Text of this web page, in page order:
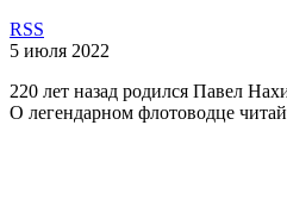
RSS
5 июля 2022
220 лет назад родился Павел
О легендарном флотоводце